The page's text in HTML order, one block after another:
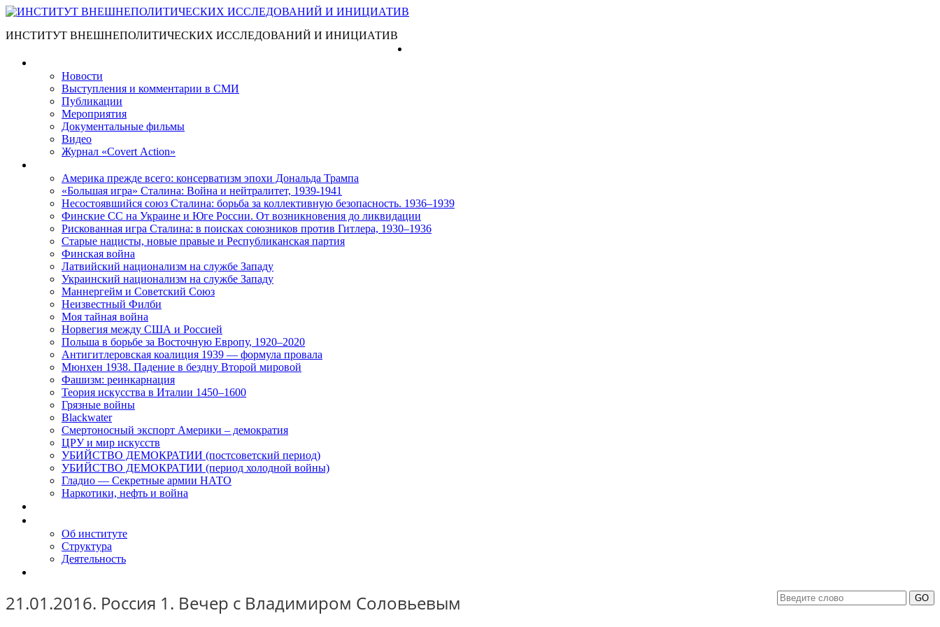
ИНСТИТУТ ВНЕШНЕПОЛИТИЧЕСКИХ ИССЛЕДОВАНИЙ И ИНИЦИАТИВ
Новости
Выступления и коммента­рии в СМИ
Публикации
Мероприятия
Документальные фильмы
Видео
Журнал «Covert Action»
Америка прежде всего: консерватизм эпохи Дональда Трампа
«Большая игра» Сталина: Война и нейтралитет, 1939-1941
Несостоявшийся союз Сталина: борьба за коллективную безопасность. 1936–1939
Финские СС на Украине и Юге России. От возникновения до ликвидации
Рискованная игра Сталина: в поисках союзников против Гитлера, 1930–1936
Старые нацисты, новые правые и Республиканская партия
Финская война
Латвийский национализм на службе Западу
Украинский национализм на службе Западу
Маннергейм и Советский Союз
Неизвестный Филби
Моя тайная война
Норвегия между США и Россией
Польша в борьбе за Восточную Европу, 1920–2020
Антигитлеровская коалиция 1939 — формула провала
Мюнхен 1938. Падение в бездну Второй мировой
Фашизм: реинкарнация
Теория искусства в Италии 1450–1600
Грязные войны
Blackwater
Смертоносный экспорт Америки – демократия
ЦРУ и мир искусств
УБИЙСТВО ДЕМОКРАТИИ (постсоветский период)
УБИЙСТВО ДЕМОКРАТИИ (период холодной войны)
Гладио — Секретные армии НАТО
Наркотики, нефть и война
Об институте
Структура
Деятельность
21.01.2016. Россия 1. Вечер с Владимиром Соловьевым